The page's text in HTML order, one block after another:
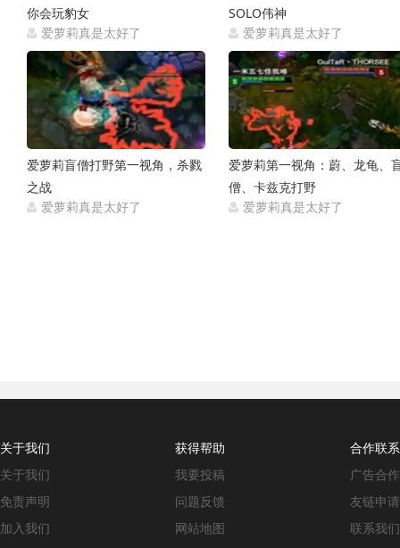
你会玩豹女
爱萝莉真是太好了
2014-05-12
SOLO伟神
爱萝莉真是太好了
2014-05-
爱萝莉盲僧打野第一视角，杀戮
之战
爱萝莉真是太好了
爱萝莉第一视角：蔚、龙龟、
僧、卡兹克打野
爱萝莉真是太好了
关于我们
关于我们
免责声明
加入我们
获得帮助
我要投稿
问题反馈
网站地图
合作联系
广告合作
友链申请
联系我们